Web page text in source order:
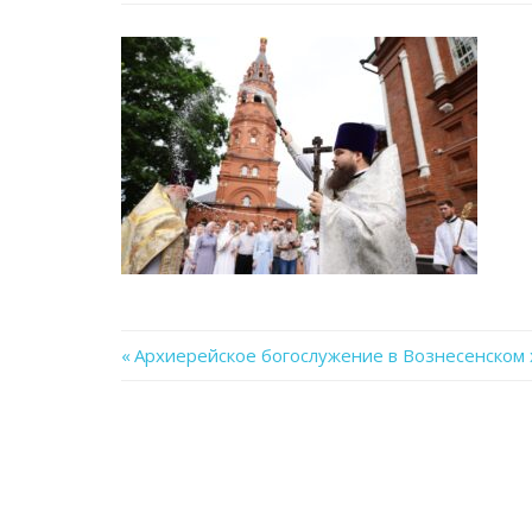
Previous
Архиерейское богослужение в